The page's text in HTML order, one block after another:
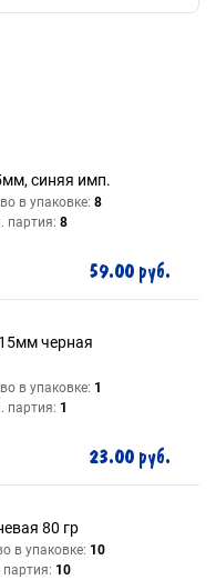
синяя имп.
в упаковке: 8
партия: 8
59.00 руб.
черная
в упаковке: 1
партия: 1
23.00 руб.
80 гр
в упаковке: 10
10